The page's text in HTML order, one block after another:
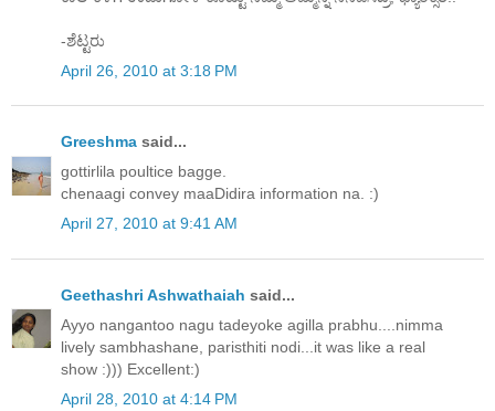
-ಶೆಟ್ಟರು
April 26, 2010 at 3:18 PM
Greeshma said...
gottirlila poultice bagge.
chenaagi convey maaDidira information na. :)
April 27, 2010 at 9:41 AM
Geethashri Ashwathaiah said...
Ayyo nangantoo nagu tadeyoke agilla prabhu....nimma
lively sambhashane, paristhiti nodi...it was like a real
show :))) Excellent:)
April 28, 2010 at 4:14 PM